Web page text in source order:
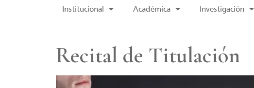
Institucional Académica Investigación
Recital de Titulación